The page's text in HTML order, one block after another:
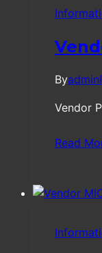
By
Vendor
Read